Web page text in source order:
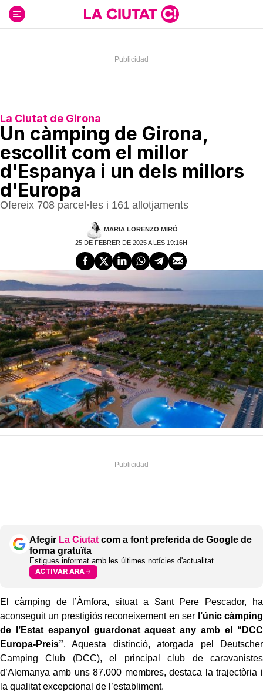
contenido
La Ciutat de Girona
Un càmping de Girona,
escollit com el millor
d'Espanya i un dels millors
d'Europa
Ofereix 708 parcel·les i 161 allotjaments
MARIA LORENZO MIRÓ
25 DE FEBRER DE 2025 A LES 19:16H
Afegir La Ciutat com a font preferida de Google de
forma gratuïta
Estigues informat amb les últimes notícies d'actualitat
ACTIVAR ARA
El càmping de l’Àmfora, situat a Sant Pere Pescador, ha
aconseguit un prestigiós reconeixement en ser l’únic càmping
de l’Estat espanyol guardonat aquest any amb el “DCC
Europa-Preis”. Aquesta distinció, atorgada pel Deutscher
Camping Club (DCC), el principal club de caravanistes
d’Alemanya amb uns 87.000 membres, destaca la trajectòria i
la qualitat excepcional de l’establiment.